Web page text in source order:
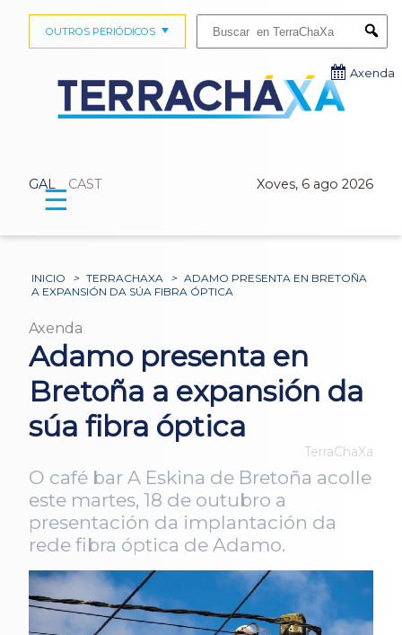
GAL CAST Xoves, 6 ago 2026
OUTROS PERIÓDICOS
Axenda
☰
INICIO > TERRACHAXA > ADAMO PRESENTA EN BRETOÑA
A EXPANSIÓN DA SÚA FIBRA ÓPTICA
Axenda
Adamo presenta en
Bretoña a expansión da
súa fibra óptica
TerraChaXa
O café bar A Eskina de Bretoña acolle
este martes, 18 de outubro a
presentación da implantación da
rede fibra óptica de Adamo.